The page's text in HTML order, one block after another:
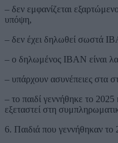
– δεν εμφανίζεται
υπόψη,
– δεν έχει δηλωθεί σωστά
– ο δηλωμένος IBAN είναι
– υπάρχουν ασυνέπειες στα
– το παιδί γεννήθηκε το
εξεταστεί στη
6. Παιδιά που γεννήθηκαν το